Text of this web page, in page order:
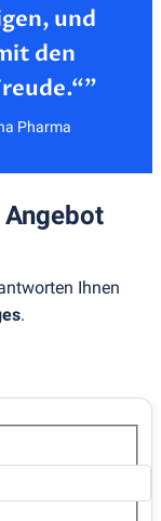
und
den
Pharma
Angebot
Ihnen
.